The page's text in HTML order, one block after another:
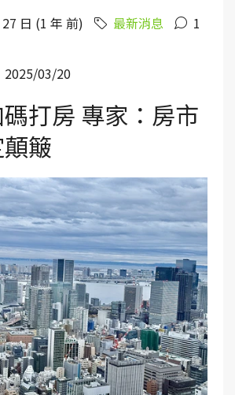
日 (1 年 前) 最新消息 1
2025/03/20
打房 專家：房市
簸